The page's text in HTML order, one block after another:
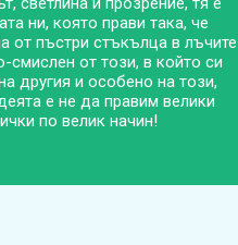
ни, която прави така, че
от пъстри стъкълца в лъчите
от този, в който си
другия и особено на този,
е не да правим велики
по велик начин!